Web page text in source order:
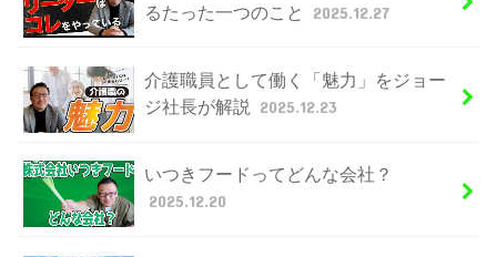
るたった一つのこと
2025.12.27
介護職員として働く「魅力」をジョー
ジ社長が解説
2025.12.23
いつきフードってどんな会社？
2025.12.20